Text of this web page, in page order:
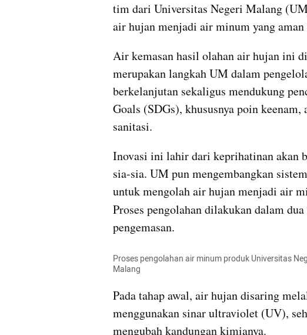
tim dari Universitas Negeri Malang
air hujan menjadi air minum yang
Air kemasan hasil olahan air hujan ini
merupakan langkah UM dalam
berkelanjutan sekaligus mendukung
Goals (SDGs), khususnya poin keenam,
sanitasi.
Inovasi ini lahir dari keprihatinan akan
sia-sia. UM pun mengembangkan
untuk mengolah air hujan menjadi air
Proses pengolahan dilakukan dalam
pengemasan.
Proses pengolahan air minum produk Universitas
Malang
Pada tahap awal, air hujan disaring
menggunakan sinar ultraviolet (UV),
mengubah kandungan kimianya.